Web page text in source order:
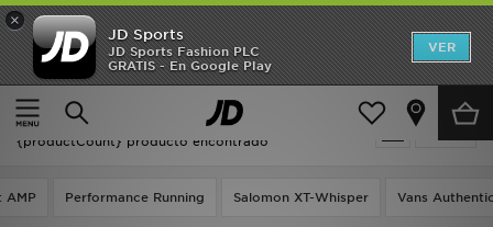
×
JD Sports
JD Sports Fashion PLC
GRATIS - En Google Play
VER
Página principal
Ugg Classic Mini
Ugg Classic Mini
{productCount} producto encontrado
AMP Performance Running Salomon XT-Whisper Vans
Hombre
Mujer
Niños